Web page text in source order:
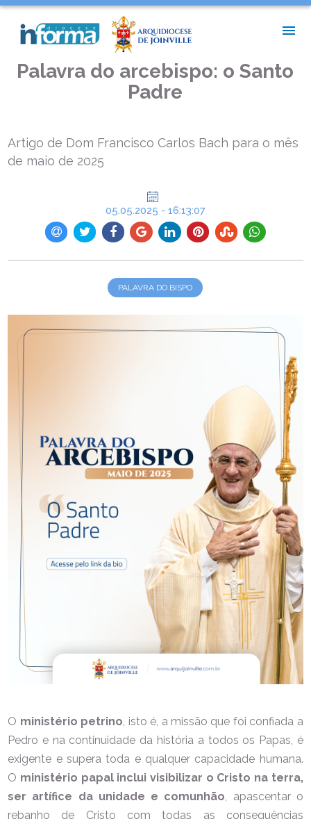
PALAVRA DO ARCEBISPO: O SANTO PADRE
Palavra do arcebispo: o Santo
Padre
Artigo de Dom Francisco Carlos Bach para o mês
de maio de 2025
05.05.2025 - 16:13:07
PALAVRA DO BISPO
O ministério petrino, isto é, a missão que foi confiada a
Pedro e na continuidade da história a todos os Papas, é
exigente e supera toda e qualquer capacidade humana.
O ministério papal inclui visibilizar o Cristo na terra,
ser artífice da unidade e comunhão, apascentar o
rebanho de Cristo com todas as consequências